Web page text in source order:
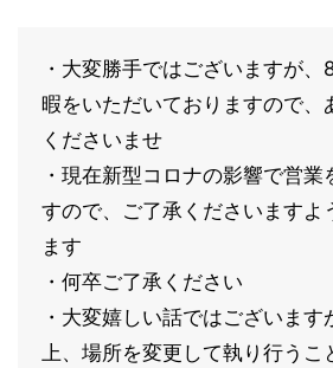
・大変勝手ではございますが
暇をいただいておりますので、
くださいませ
・現在新型コロナの影響で営業
すので、ご了承くださいますよ
ます
・何卒ご了承ください
・大変嬉しい話ではございます
上、場所を変更して執り行うこ